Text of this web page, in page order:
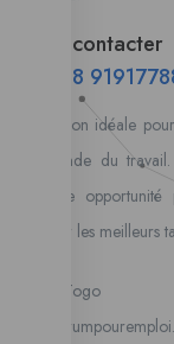
Nous contacter
00228
la solution idéale
au monde du
nouvelle
recruter les meilleurs
Lome, Togo